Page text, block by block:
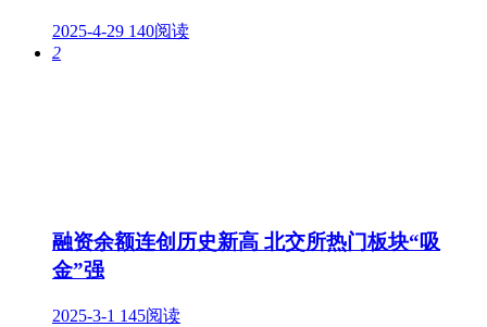
2025-4-29 140阅读
2
融资余额连创历史新高 北交所热门板块“吸
金”强
2025-3-1 145阅读